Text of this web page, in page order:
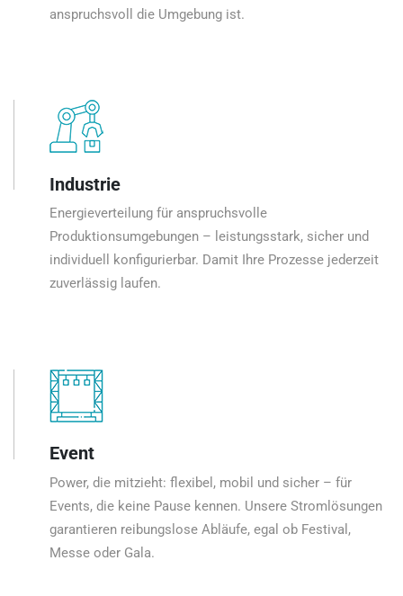
anspruchsvoll die Umgebung ist.
Industrie
Energieverteilung für anspruchsvolle
Produktionsumgebungen – leistungsstark, sicher und
individuell konfigurierbar. Damit Ihre Prozesse jederzeit
zuverlässig laufen.
Event
Power, die mitzieht: flexibel, mobil und sicher – für
Events, die keine Pause kennen. Unsere Stromlösungen
garantieren reibungslose Abläufe, egal ob Festival,
Messe oder Gala.